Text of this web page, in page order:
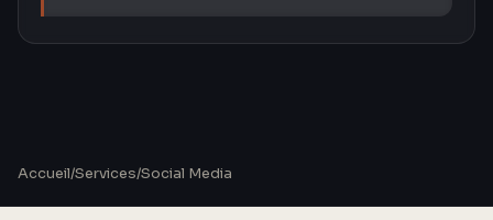
Accueil/Services/Social Media